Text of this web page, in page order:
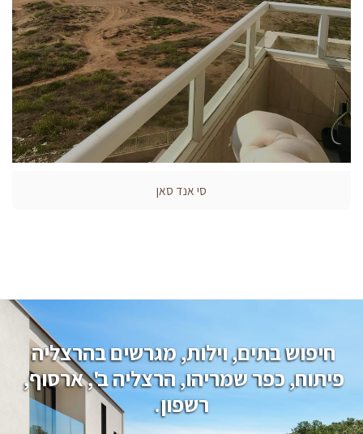
סי אנד סאן
חיפוש בתים, וילות, מגרשים בהרצליה
פיתוח, כפר שמריהו, הרצליה ב', ארסוף,
רשפון.